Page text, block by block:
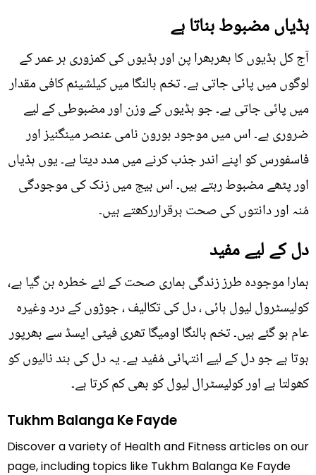
ہڈیاں مضبوط بناتا ہے
آج کل ہڈیوں کا بھربھرا پن اور ہڈیوں کی کمزوری ہر عمر کے
لوگوں میں پائی جاتی ہے۔ تخم بالنگا میں کیلشیئم کافی مقدار
میں پائی جاتی ہے۔ جو ہڈیوں کے وزن اور مضبوطی کے لیے
ضروری ہے۔ اس میں موجود بورون نامی عنصر مینگنیز اور
فاسفورس کو اپنے اندر جذب کرنے میں مدد دیتا ہے۔ یوں ہڈیاں
اور پٹھے مضبوط رہتے ہیں۔ اس بیج میں زنک کی موجودگی
مُنہ اور دانتوں کی صحت برقراررکھتے ہیں۔
دل کے لیے مفید
ہمارا موجودہ طرز زندگی ہماری صحت کے لئے خطرہ بن گیا ہے،
کولیسٹرول لیول ہائی ، دل کی تکالیف ، جوڑوں کے درد وغیرہ
عام ہو گئے ہیں۔ تخم بالنگا اومیگا تھری فیٹی ایسڈ سے بھرپور
ہوتا ہے جو دل کے لیے انتہائی مُفید ہے۔ یہ دل کی بند نالیوں کو
کھولتا ہے اور کولیسٹرال لیول کو بھی کم کرتا ہے۔
Tukhm Balanga Ke Fayde
Discover a variety of Health and Fitness articles on our
page, including topics like Tukhm Balanga Ke Fayde